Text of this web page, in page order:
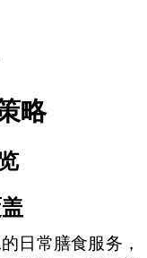
略
日常膳食服务，